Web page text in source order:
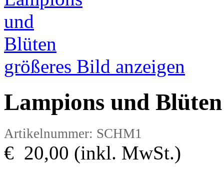
größeres Bild anzeigen
Lampions und Blüten
Artikelnummer: SCHM1
€ 20,00 (inkl. MwSt.)